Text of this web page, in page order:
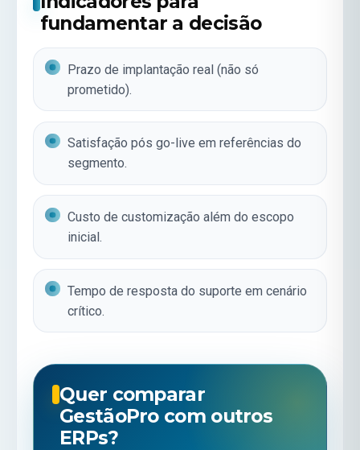
fundamentar a decisão
Prazo de implantação real (não só
prometido).
Satisfação pós go-live em referências do
segmento.
Custo de customização além do escopo
inicial.
Tempo de resposta do suporte em cenário
crítico.
Quer comparar
GestãoPro com outros
ERPs?